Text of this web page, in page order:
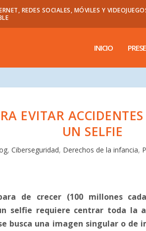
REDES SOCIALES, MÓVILES Y
INICIO
EVITAR
UN SELFIE
, Ciberseguridad, Derechos de la infancia,
de crecer (100 millones
selfie requiere centrar toda la
busca una imagen singular o de